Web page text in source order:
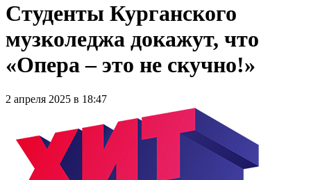
Студенты Курганского
музколеджа докажут, что
«Опера – это не скучно!»
2 апреля 2025 в 18:47